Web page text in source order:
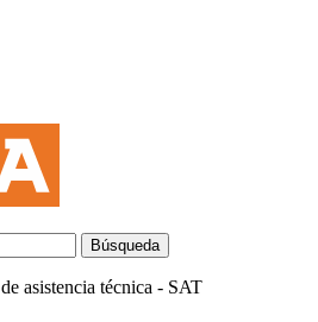
asistencia técnica - SAT